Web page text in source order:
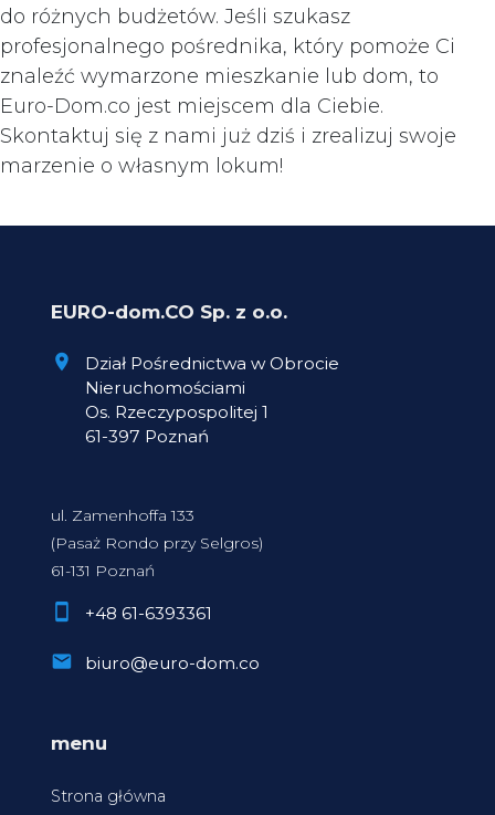
do różnych budżetów. Jeśli szukasz
profesjonalnego pośrednika, który pomoże Ci
znaleźć wymarzone mieszkanie lub dom, to
Euro-Dom.co jest miejscem dla Ciebie.
Skontaktuj się z nami już dziś i zrealizuj swoje
marzenie o własnym lokum!
EURO-dom.CO Sp. z o.o.
Dział Pośrednictwa w Obrocie
Nieruchomościami
Os. Rzeczypospolitej 1
61-397 Poznań
ul. Zamenhoffa 133
(Pasaż Rondo przy Selgros)
61-131 Poznań
+48 61-6393361
biuro@euro-dom.co
menu
Strona główna